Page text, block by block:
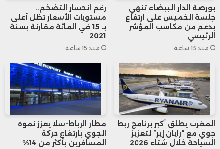
وفي سياق متصل، كان الرئيس التنفيذي
خلال حضور الملك محمد السادس، برنامجًا
استثماريًا ضخمًا للمجموعة بقيمة 130 مليار
درهم للفترة من 2023 إلى 2027.
و يهدف هذا البرنامج إلى تعزيز قدرات إنتاج
بورصة الدار البيضاء تنهي
جلسة الخميس على ارتفاع
بدعم من مكاسب المؤشر
الرئيسي
منذ 13 ساعة
رغم انحسار التضخم..
مستويات الأسعار تظل أعلى
بـ 15 في المائة مقارنة بسنة
2021
منذ 15 ساعة
المغرب يطلق أكبر برنامج ربط
جوي مع “رايان إير” لتعزيز
السياحة خلال شتاء 2026
مطار الرباط-سلا يعزز نموه
الجوي بارتفاع حركة
المسافرين بأكثر من 14%